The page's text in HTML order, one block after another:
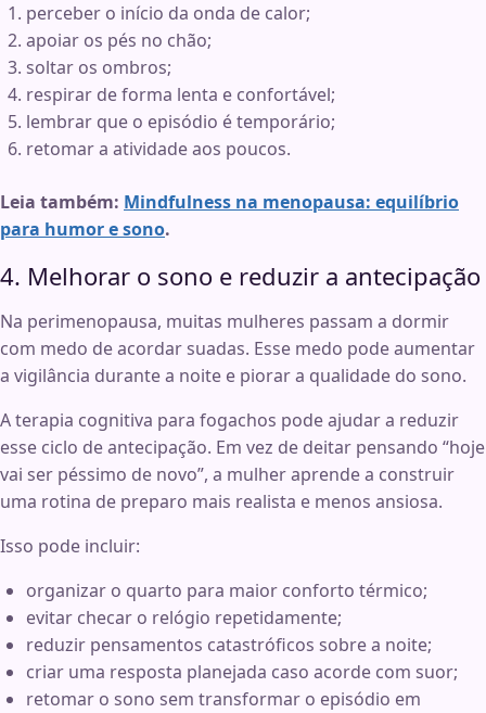
perceber o início da onda de calor;
apoiar os pés no chão;
soltar os ombros;
respirar de forma lenta e confortável;
lembrar que o episódio é temporário;
retomar a atividade aos poucos.
Leia também: Mindfulness na menopausa: equilíbrio
para humor e sono.
4. Melhorar o sono e reduzir a antecipação
Na perimenopausa, muitas mulheres passam a dormir
com medo de acordar suadas. Esse medo pode aumentar
a vigilância durante a noite e piorar a qualidade do sono.
A terapia cognitiva para fogachos pode ajudar a reduzir
esse ciclo de antecipação. Em vez de deitar pensando “hoje
vai ser péssimo de novo”, a mulher aprende a construir
uma rotina de preparo mais realista e menos ansiosa.
Isso pode incluir:
organizar o quarto para maior conforto térmico;
evitar checar o relógio repetidamente;
reduzir pensamentos catastróficos sobre a noite;
criar uma resposta planejada caso acorde com suor;
retomar o sono sem transformar o episódio em